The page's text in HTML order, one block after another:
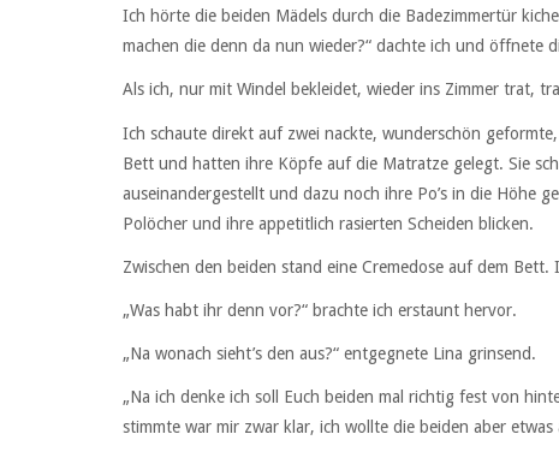
Ich hörte die beiden Mädels durch die Badezimmertür
machen die denn da nun wieder?“ dachte ich und öffnete
Als ich, nur mit Windel bekleidet, wieder ins Zimmer trat,
Ich schaute direkt auf zwei nackte, wunderschön
Bett und hatten ihre Köpfe auf die Matratze gelegt. Sie
auseinandergestellt und dazu noch ihre Po’s in die Höhe
Polöcher und ihre appetitlich rasierten Scheiden blicken.
Zwischen den beiden stand eine Cremedose auf dem
„Was habt ihr denn vor?“ brachte ich erstaunt hervor.
„Na wonach sieht’s den aus?“ entgegnete Lina grinsend.
„Na ich denke ich soll Euch beiden mal richtig fest von
stimmte war mir zwar klar, ich wollte die beiden aber etwas